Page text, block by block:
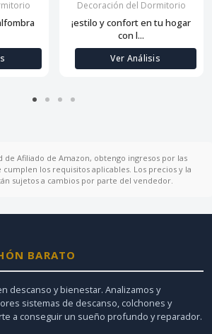
Decoración del Dormitorio
¡estilo y confort en tu hogar
con l...
Ver Análisis
de Afiliado de Amazon, obtengo ingresos por las
cumplen los requisitos aplicables. Los precios y la
sujetos a cambios por parte del vendedor.
BARATO
descanso y bienestar. Analizamos y
sistemas de descanso, colchones y
a conseguir un sueño profundo y reparador.